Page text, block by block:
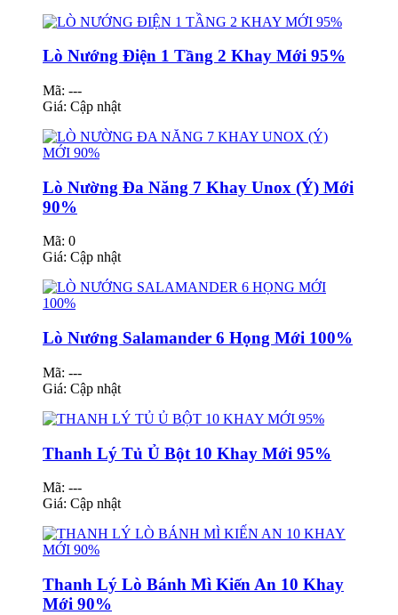
Lò Nướng Điện 1 Tầng 2 Khay Mới 95%
Mã: ---
Giá: Cập nhật
Lò Nường Đa Năng 7 Khay Unox (Ý) Mới
90%
Mã: 0
Giá: Cập nhật
Lò Nướng Salamander 6 Họng Mới 100%
Mã: ---
Giá: Cập nhật
Thanh Lý Tủ Ủ Bột 10 Khay Mới 95%
Mã: ---
Giá: Cập nhật
Thanh Lý Lò Bánh Mì Kiến An 10 Khay
Mới 90%